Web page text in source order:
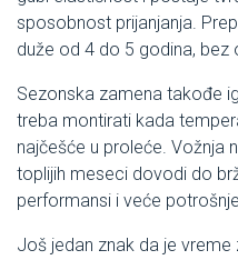
sposobnost prijanjanja.
duže od 4 do 5 godina, bez
Sezonska zamena takođe
treba montirati kada
najčešće u proleće. Vožnja
toplijih meseci dovodi do
performansi i veće
Još jedan znak da je vreme